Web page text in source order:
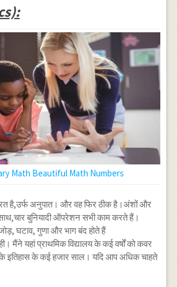
Math Beautiful Math Numbers
है,उर्फ ​​अनुपात। और वह फिर ठीक है।अंशों और
बुनियादी ऑपरेशन सभी काम करते हैं।
घटाव, गुणा और भाग बंद होते हैं
मैंने यहां प्राथमिक विद्यालय के कई वर्षों को कवर
के इतिहास के कई हजार साल। यदि आप अधिक चाहते